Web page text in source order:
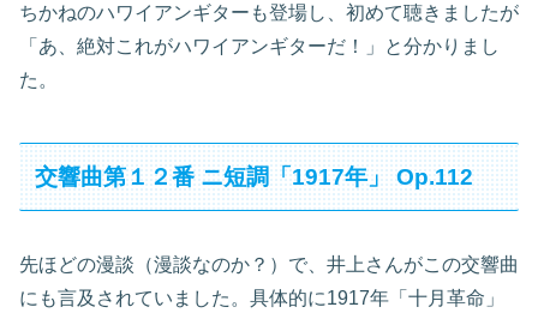
ちかねのハワイアンギターも登場し、初めて聴きましたが
「あ、絶対これがハワイアンギターだ！」と分かりまし
た。
交響曲第１２番 ニ短調「1917年」 Op.112
先ほどの漫談（漫談なのか？）で、井上さんがこの交響曲
にも言及されていました。具体的に1917年「十月革命」